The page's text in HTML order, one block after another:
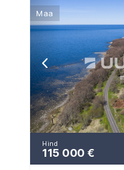
Maa
Hind
115 000 €